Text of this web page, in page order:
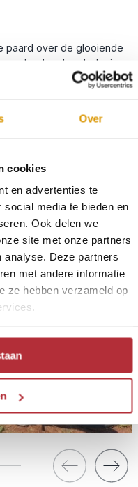
Over
cookies
en advertenties te
media te bieden en
Ook delen we
site met onze partners
analyse. Deze partners
met andere informatie
ze hebben verzameld op
paard over de glooiende
heel andere beleving
is het wild ook
een gids voorop hobbel
grasland en over smalle
van de Swazi en spot
zien. De tocht is